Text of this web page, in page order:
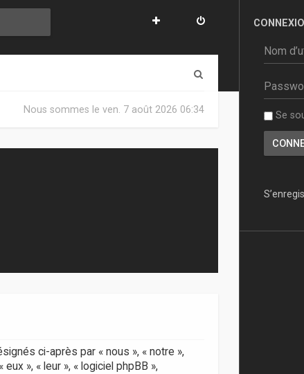
Nous sommes le ven. 7 août 2026 06:34
ci-après par « nous », « notre »,
», « leur », « logiciel phpBB »,
Se